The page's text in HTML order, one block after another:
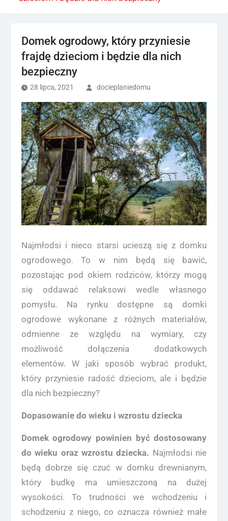
Domek ogrodowy, który przyniesie
frajdę dzieciom i będzie dla nich
bezpieczny
28 lipca, 2021 docieplaniedomu
Najmłodsi i nieco starsi ucieszą się z domku
ogrodowego. To w nim będą się bawić,
pozostając pod okiem rodziców, którzy mogą
się oddawać relaksowi wedle własnego
pomysłu. Na rynku dostępne są domki
ogrodowe wykonane z różnych materiałów,
odmienne ze względu na wymiary, czy
możliwość dołączenia dodatkowych
elementów. W jaki sposób wybrać produkt,
który przyniesie radość dzieciom, ale i będzie
dla nich bezpieczny?
Dopasowanie do wieku i wzrostu dziecka
Domek ogrodowy powinien być dostosowany
do wieku oraz wzrostu dziecka. Najmłodsi nie
będą dobrze się czuć w domku drewnianym,
który budkę ma umieszczoną na dużej
wysokości. To trudności we wchodzeniu i
schodzeniu z niego, co oznacza również małe